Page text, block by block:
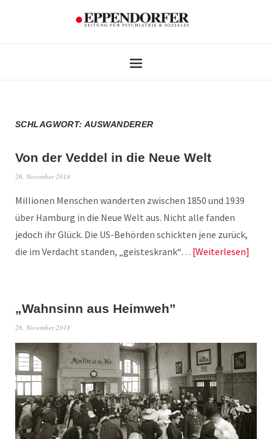
SCHLAGWORT:AUSWANDERER
Von der Veddel in die Neue Welt
26. November 2018
Millionen Menschen wanderten zwischen 1850 und 1939
über Hamburg in die Neue Welt aus. Nicht alle fanden
jedoch ihr Glück. Die US-Behörden schickten jene zurück,
die im Verdacht standen, „geisteskrank“… Weiterlesen
„Wahnsinn aus Heimweh”
26. November 2018